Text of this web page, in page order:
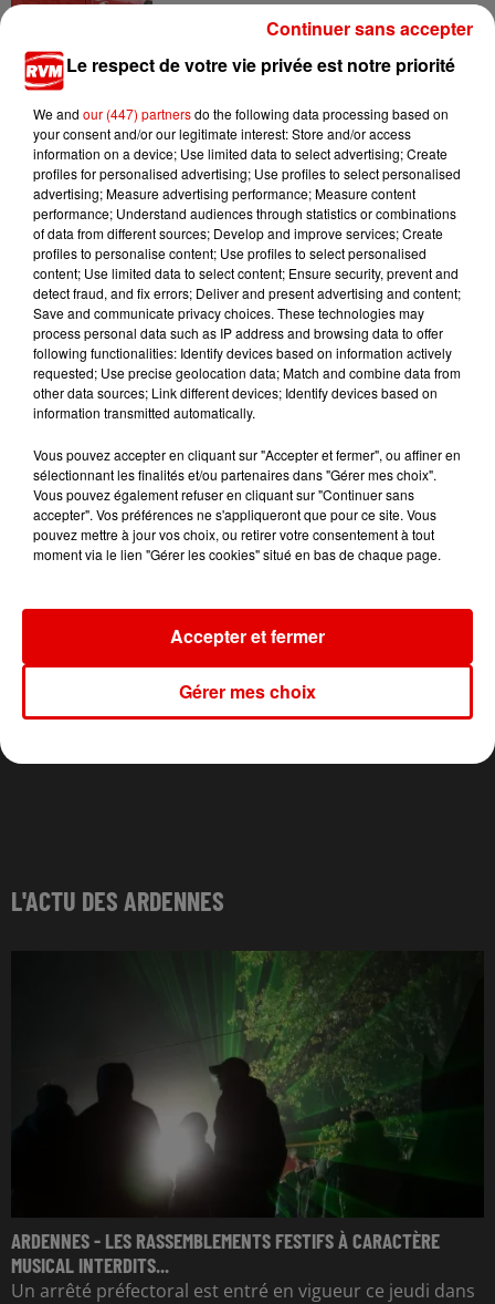
après une collision...
TITRES DIFFUSÉS
4h10
4h10
ADELE CASTILLON
Ete Avec Toi
4h07
4h07
BOB MARLEY
Iron Lion Zion
4h03
4h03
ELLA LANGLEY
Choosin' Texas
L'ACTU DES ARDENNES
ARDENNES - LES RASSEMBLEMENTS FESTIFS À CARACTÈRE
MUSICAL INTERDITS...
Un arrêté préfectoral est entré en vigueur ce jeudi dans
Le respect de votre vie privée est notre priorité
We and our (447) partnersdo the following data processing based on
your consent and/or our legitimate interest: Store and/or access
information on a device; Use limited data to select advertising; Create
profiles for personalised advertising; Use profiles to select personalised
advertising; Measure advertising performance; Measure content
performance; Understand audiences through statistics or combinations
of data from different sources; Develop and improve services; Create
profiles to personalise content; Use profiles to select personalised
content; Use limited data to select content; Ensure security, prevent and
detect fraud, and fix errors; Deliver and present advertising and content;
Save and communicate privacy choices. These technologies may
process personal data such as IP address and browsing data to offer
following functionalities: Identify devices based on information actively
requested; Use precise geolocation data; Match and combine data from
other data sources; Link different devices; Identify devices based on
information transmitted automatically.
Vous pouvez accepter en cliquant sur "Accepter et fermer", ou affiner en
sélectionnant les finalités et/ou partenaires dans "Gérer mes choix".
Vous pouvez également refuser en cliquant sur "Continuer sans
accepter". Vos préférences ne s'appliqueront que pour ce site. Vous
pouvez mettre à jour vos choix, ou retirer votre consentement à tout
moment via le lien "Gérer les cookies" situé en bas de chaque page.
Gérer mes choix
Accepter et fermer
Continuer sans accepter